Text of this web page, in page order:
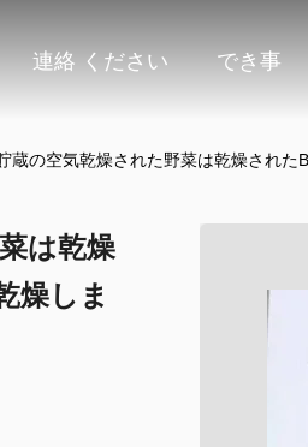
連絡 ください でき事
蔵の空気乾燥された野菜は乾燥され
は乾燥
燥しま